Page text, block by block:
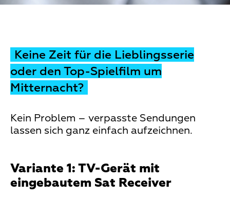
Keine Zeit für die Lieblingsserie
oder den Top-Spielfilm um
Mitternacht?
Kein Problem – verpasste Sendungen
lassen sich ganz einfach aufzeichnen.
Variante 1: TV-Gerät mit
eingebautem Sat Receiver